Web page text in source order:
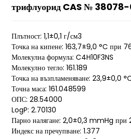
трифлуорид CAS №
Плътност: 1,1±0,1 г/см3
Точка на кипене: 163,7±9,0 °C при
Молекулна формула: C4H10F3NS
Молекулно тегло: 161.189
Точка на възпламеняване: 23,9±0,0
Точна маса: 161.048599
ОПС: 28.54000
LogP: 2.70130
Парно налягане: 2,0±0,3 mmHg при
Индекс на пречупване: 1.377